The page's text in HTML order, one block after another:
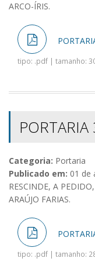
ARCO-ÍRIS.
tipo: .pdf | tamanho:
Categoria: Portaria
Publicado em: 01 de
RESCINDE, A
ARAÚJO FARIAS.
tipo: .pdf | tamanho: